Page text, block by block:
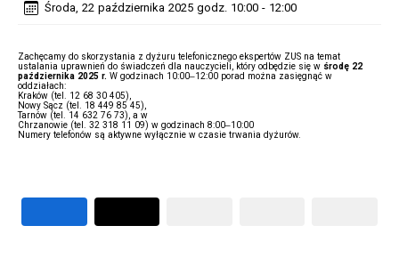
Środa, 22 października 2025 godz. 10:00 - 12:00
Zachęcamy do skorzystania z dyżuru telefonicznego ekspertów ZUS na temat
ustalania uprawnień do świadczeń dla nauczycieli, który odbędzie się w środę 22
października 2025 r. W godzinach 10:00–12:00 porad można zasięgnąć w
oddziałach:
Kraków (tel. 12 68 30 405),
Nowy Sącz (tel. 18 449 85 45),
Tarnów (tel. 14 632 76 73), a w
Chrzanowie (tel. 32 318 11 09) w godzinach 8:00–10:00
Numery telefonów są aktywne wyłącznie w czasie trwania dyżurów.